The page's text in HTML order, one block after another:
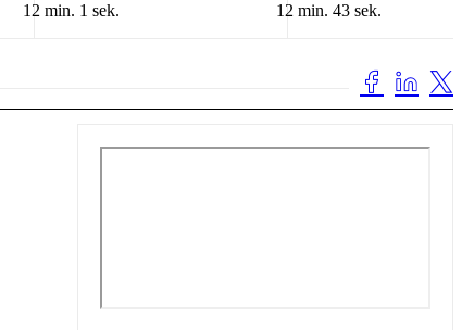
12 min. 1 sek.
12 min. 43 sek.